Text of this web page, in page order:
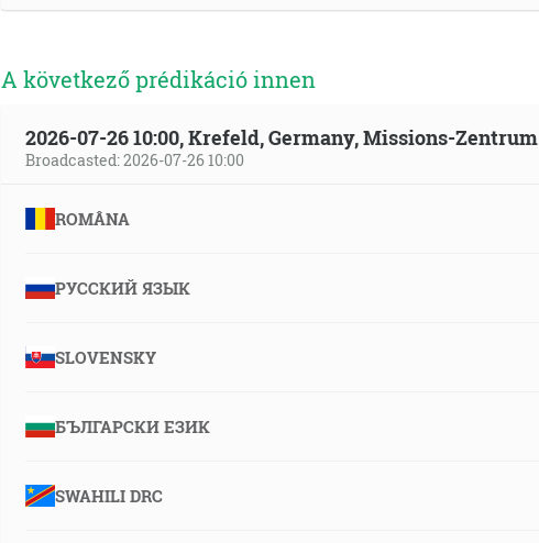
A következő prédikáció innen
2026-07-26 10:00, Krefeld, Germany, Missions-Zentrum
Broadcasted: 2026-07-26 10:00
ROMÂNA
РУССКИЙ ЯЗЫК
SLOVENSKY
БЪЛГАРСКИ ЕЗИК
SWAHILI DRC